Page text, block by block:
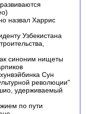
назвал Харрис
Узбекистана
синоним нищеты
Сун
революции"
удерживаемый
по пути